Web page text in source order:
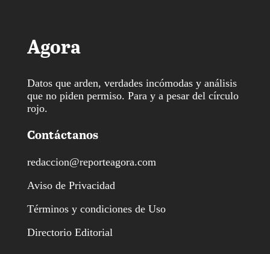
Agora
Datos que arden, verdades incómodas y análisis
que no piden permiso. Para y a pesar del círculo
rojo.
Contáctanos
redaccion@reporteagora.com
Aviso de Privacidad
Términos y condiciones de Uso
Directorio Editorial